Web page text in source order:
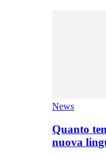
News
Quanto
nuova